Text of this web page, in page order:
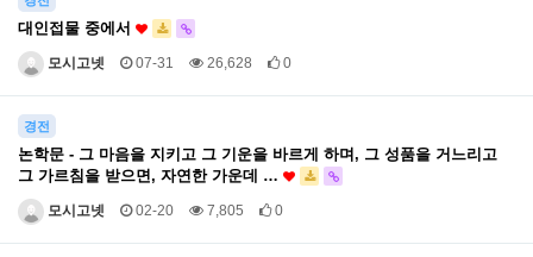
대인접물 중에서
모시고넷 07-31 26,628 0
경전
논학문 - 그 마음을 지키고 그 기운을 바르게 하며, 그 성품을 거느리고
그 가르침을 받으면, 자연한 가운데 …
모시고넷 02-20 7,805 0